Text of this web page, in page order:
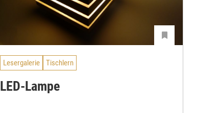
Lesergalerie Tischlern
LED-Lampe